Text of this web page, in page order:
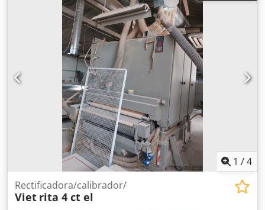
1 /4
Rectificadora/calibrador/
Viet rita 4 ct el